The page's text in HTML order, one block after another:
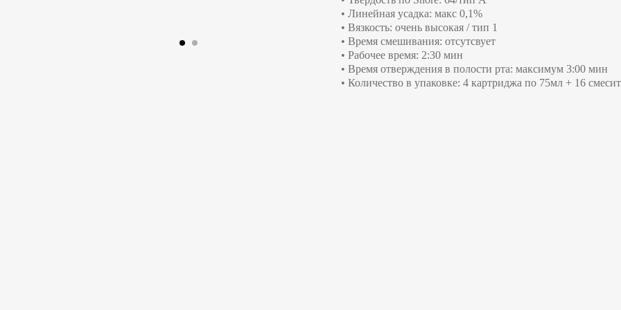
• Линейная усадка: макс 0,1%
• Вязкость: очень высокая / тип 1
• Время смешивания: отсутсвует
• Рабочее время: 2:30 мин
• Время отверждения в полости рта: максимум 3:00 мин
• Количество в упаковке: 4 картриджа по 75мл + 16